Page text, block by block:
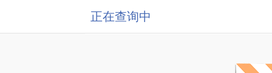
正在查询中